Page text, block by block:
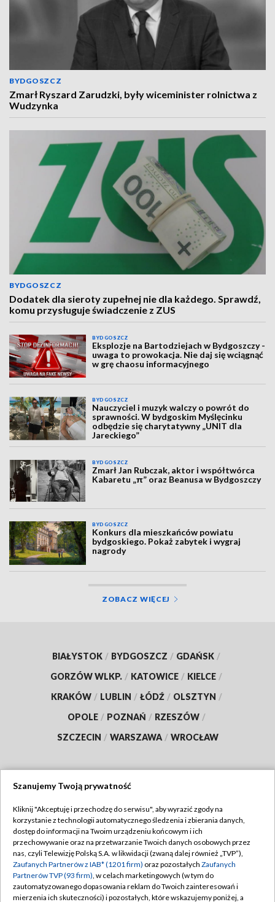
BYDGOSZCZ
Zmarł Ryszard Zarudzki, były wiceminister rolnictwa z
Wudzynka
BYDGOSZCZ
Dodatek dla sieroty zupełnej nie dla każdego. Sprawdź,
komu przysługuje świadczenie z ZUS
BYDGOSZCZ
Eksplozje na Bartodziejach w Bydgoszczy -
uwaga to prowokacja. Nie daj się wciągnąć
w grę chaosu informacyjnego
BYDGOSZCZ
Nauczyciel i muzyk walczy o powrót do
sprawności. W bydgoskim Myślęcinku
odbędzie się charytatywny „UNIT dla
Jareckiego”
BYDGOSZCZ
Zmarł Jan Rubczak, aktor i współtwórca
Kabaretu „π” oraz Beanusa w Bydgoszczy
BYDGOSZCZ
Konkurs dla mieszkańców powiatu
bydgoskiego. Pokaż zabytek i wygraj
nagrody
ZOBACZ WIĘCEJ
BIAŁYSTOK / BYDGOSZCZ / GDAŃSK /
GORZÓW WLKP. / KATOWICE / KIELCE /
KRAKÓW / LUBLIN / ŁÓDŹ / OLSZTYN /
OPOLE / POZNAŃ / RZESZÓW /
SZCZECIN / WARSZAWA / WROCŁAW
TVP
Abonament TVP
Emisja w TVP
Centrum informacji TVP
Regulamin TVP
Polityka prywatności
Moje zgody
Szanujemy Twoją prywatność
Kliknij "Akceptuję i przechodzę do serwisu", aby wyrazić zgody na
korzystanie z technologii automatycznego śledzenia i zbierania danych,
dostęp do informacji na Twoim urządzeniu końcowym i ich
przechowywanie oraz na przetwarzanie Twoich danych osobowych przez
nas, czyli Telewizję Polską S.A. w likwidacji (zwaną dalej również „TVP”),
Zaufanych Partnerów z IAB* (1201 firm) oraz pozostałych Zaufanych
Partnerów TVP (93 firm), w celach marketingowych (w tym do
zautomatyzowanego dopasowania reklam do Twoich zainteresowań i
mierzenia ich skuteczności) i pozostałych, które wskazujemy poniżej, a